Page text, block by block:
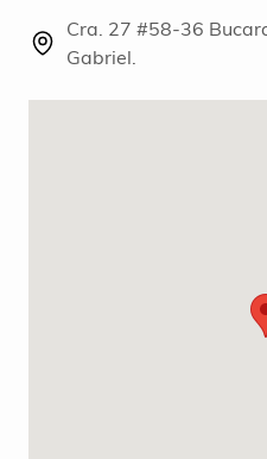
Cra. 27 #58-36
Gabriel.